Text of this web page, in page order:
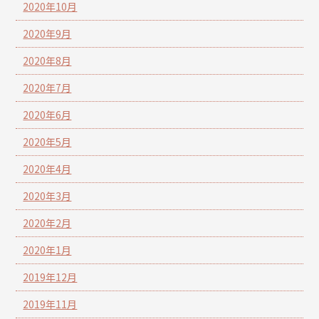
2020年10月
2020年9月
2020年8月
2020年7月
2020年6月
2020年5月
2020年4月
2020年3月
2020年2月
2020年1月
2019年12月
2019年11月